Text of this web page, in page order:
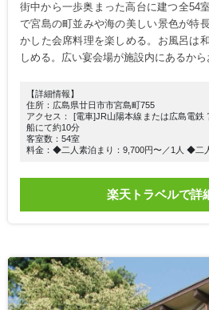
街中から一歩奥まった高台に建つ全54
で宮島の町並みや海の美しい景色が特
かした会席料理を楽しめる。お風呂は
しめる。広い宴会場が施設内にあるから
【詳細情報】
住所：広島県廿日市市宮島町755
アクセス： [電車]JR山陽本線または広島電鉄
船にて約10分
客室数：54室
料金：◆二人素泊まり：9,700円〜／1人 ◆二
楽天トラベルで詳